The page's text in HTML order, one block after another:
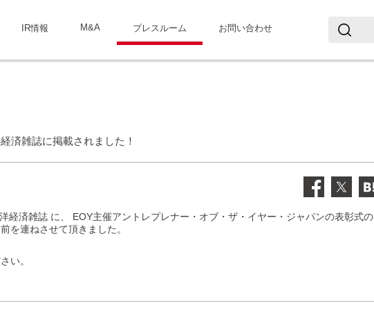
IR情報 M&A プレスルーム お問い合わせ
済雑誌に掲載されました！
経済雑誌 に、 EOY主催アントレプレナー・オブ・ザ・イヤー・ジャパンの表彰式の
を連ねさせて頂きました。
い。